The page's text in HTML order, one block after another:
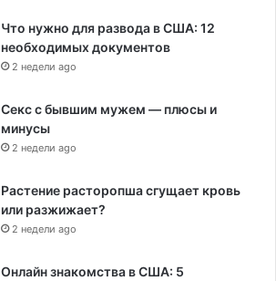
Что нужно для развода в США: 12
необходимых документов
2 недели ago
Секс с бывшим мужем — плюсы и
минусы
2 недели ago
Растение расторопша сгущает кровь
или разжижает?
2 недели ago
Онлайн знакомства в США: 5